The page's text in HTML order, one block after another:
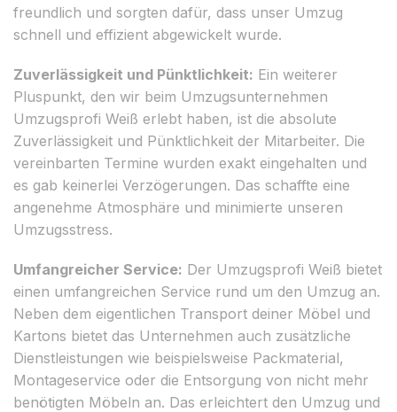
freundlich und sorgten dafür, dass unser Umzug
schnell und effizient abgewickelt wurde.
Zuverlässigkeit und Pünktlichkeit: Ein weiterer
Pluspunkt, den wir beim Umzugsunternehmen
Umzugsprofi Weiß erlebt haben, ist die absolute
Zuverlässigkeit und Pünktlichkeit der Mitarbeiter. Die
vereinbarten Termine wurden exakt eingehalten und
es gab keinerlei Verzögerungen. Das schaffte eine
angenehme Atmosphäre und minimierte unseren
Umzugsstress.
Umfangreicher Service: Der Umzugsprofi Weiß bietet
einen umfangreichen Service rund um den Umzug an.
Neben dem eigentlichen Transport deiner Möbel und
Kartons bietet das Unternehmen auch zusätzliche
Dienstleistungen wie beispielsweise Packmaterial,
Montageservice oder die Entsorgung von nicht mehr
benötigten Möbeln an. Das erleichtert den Umzug und